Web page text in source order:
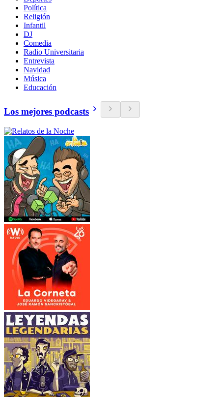
Política
Religión
Infantil
DJ
Comedia
Radio Universitaria
Entrevista
Navidad
Música
Educación
Los mejores podcasts